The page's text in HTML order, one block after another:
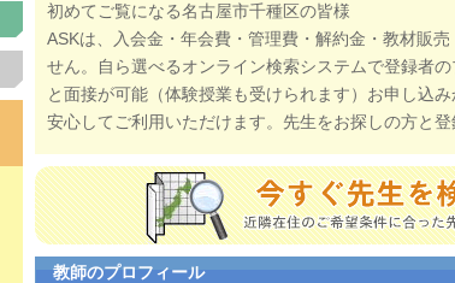
初めてご覧になる名古屋市千種区の皆様
ASKは、入会金・年会費・管理費・解約金・教材販
せん。自ら選べるオンライン検索システムで登録者
と面接が可能（体験授業も受けられます）お申し込
安心してご利用いただけます。先生をお探しの方と
教師のプロフィール